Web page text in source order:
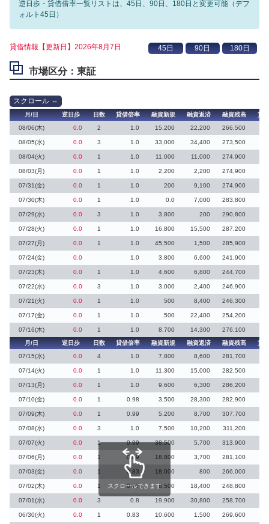
逆日歩・貸借倍率一覧リストは、45日、90日、180日と変更可能（デフ
ォルト45日）
貸借情報【更新日】2026年8月7日
市場区分：東証
月/日 逆日歩 日数 貸借倍率 融資新規 融資返済 融資残高
貸
08/06(木)
0.0 2 1.0 15,200 22,200 266,500
08/05(水) 0.0 3 1.0 33,000 34,400 273,500
08/04(火) 0.0 1 1.0 11,000 11,000 274,900
08/03(月) 0.0 1 1.0 2,200 2,200 274,900
07/31(金) 0.0 1 1.0 200 9,100 274,900
07/30(木) 0.0 1 1.0 0.0 7,000 283,800
07/29(水) 0.0 3 1.0 3,800 200 290,800
07/28(火) 0.0 1 1.0 16,800 15,500 287,200
07/27(月) 0.0 1 1.0 45,500 1,500 285,900
07/24(金) 0.0 1.0 3,800 6,600 241,900
07/23(木) 0.0 1 1.0 4,600 6,800 244,700
07/22(水) 0.0 3 1.0 3,000 2,400 246,900
07/21(火) 0.0 1 1.0 500 8,400 246,300
07/17(金) 0.0 1 1.0 500 22,400 254,200
07/16(木) 0.0 1 1.0 8,700 14,300
276,100
月/日
逆日歩 日数 貸借倍率 融資新規 融資返済 融資残高
貸
07/15(水)
0.0 4 1.0 7,800 8,600 281,700
07/14(火) 0.0 1 1.0 11,300 15,000 282,500
07/13(月) 0.0 1 1.0 9,600 6,300 286,200
07/10(金) 0.0 1 0.98 3,500 28,300 282,900
07/09(木) 0.0 1 0.99 5,200 8,700 307,700
07/08(水) 0.0 3 1.0 7,500 10,200 311,200
07/07(火) 0.0 1 0.99 38,500 5,700 313,900
07/06(月) 0.0 1 0.89 18,800 3,700 281,100
07/03(金) 0.0 1 0.83 18,000 800 266,000
07/02(木) 0.0 1 0.77 8,500 18,400 248,800
07/01(水) 0.0 3 0.8 19,900 30,800 258,700
06/30(火) 0.0 1 0.83 10,600 1,500 269,600
スクロールできます